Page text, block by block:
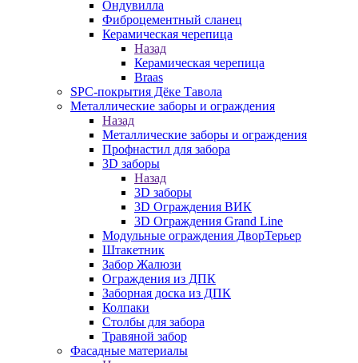
Ондувилла
Фиброцементный сланец
Керамическая черепица
Назад
Керамическая черепица
Braas
SPC-покрытия Дёке Тавола
Металлические заборы и ограждения
Назад
Металлические заборы и ограждения
Профнастил для забора
3D заборы
Назад
3D заборы
3D Ограждения ВИК
3D Ограждения Grand Line
Модульные ограждения ДворТерьер
Штакетник
Забор Жалюзи
Ограждения из ДПК
Заборная доска из ДПК
Колпаки
Столбы для забора
Травяной забор
Фасадные материалы